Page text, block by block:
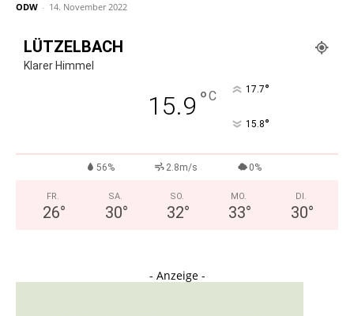
ODW - 14. November 2022
LÜTZELBACH
Klarer Himmel
15.9 °C 17.7°
15.8°
56% 2.8m/s 0%
FR.
26°
SA.
30°
SO.
32°
MO.
33°
DI.
30°
- Anzeige -